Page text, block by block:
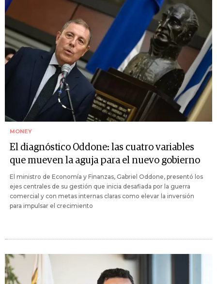
MONEY
El diagnóstico Oddone: las cuatro variables
que mueven la aguja para el nuevo gobierno
El ministro de Economía y Finanzas, Gabriel Oddone, presentó los
ejes centrales de su gestión que inicia desafiada por la guerra
comercial y con metas internas claras como elevar la inversión
para impulsar el crecimiento